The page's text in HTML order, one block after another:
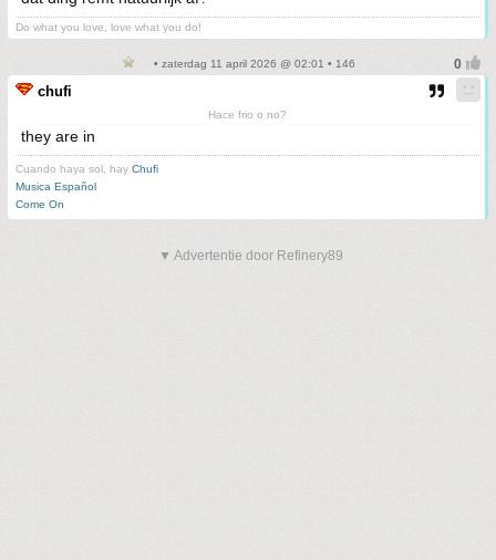
Do what you love, love what you do!
• zaterdag 11 april 2026 @ 02:01 • 146
chufi
Hace frio o no?
they are in
Cuando haya sol, hay Chufi
Musica Español
Come On
▼ Advertentie door Refinery89